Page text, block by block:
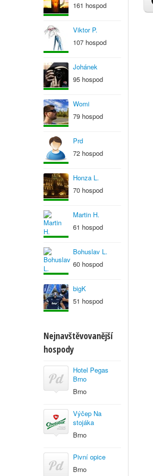
161 hospod
Viktor P.
107 hospod
Johánek
95 hospod
Womi
79 hospod
Prd
72 hospod
Honza L.
70 hospod
Martin H.
61 hospod
Bohuslav L.
60 hospod
bigK
51 hospod
Nejnavštěvovanější
hospody
Hotel Pegas
Brno
Brno
Výčep Na
stojáka
Brno
Pivní opice
Brno